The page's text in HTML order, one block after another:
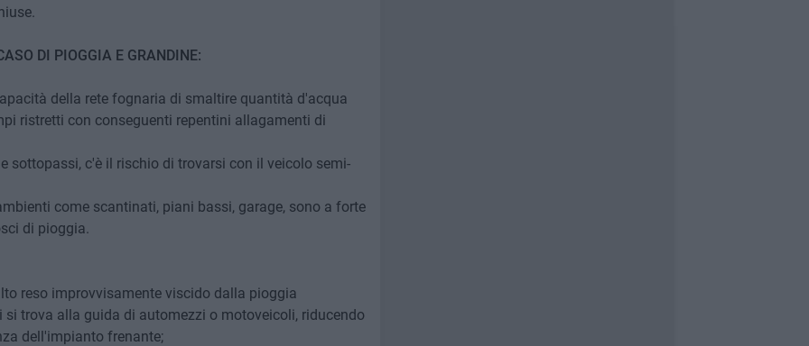
DI PIOGGIA E GRANDINE:
della rete fognaria di smaltire quantità d'acqua
ristretti con conseguenti repentini allagamenti di
sottopassi, c'è il rischio di trovarsi con il veicolo semi-
come scantinati, piani bassi, garage, sono a forte
di pioggia.
reso improvvisamente viscido dalla pioggia
trova alla guida di automezzi o motoveicoli, riducendo
dell'impianto frenante;